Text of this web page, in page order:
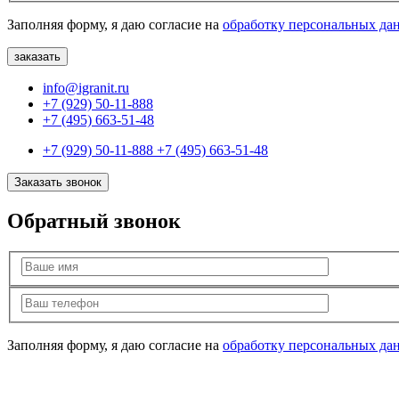
Заполняя форму, я даю согласие на обработку персональных
info@igranit.ru
+7 (929) 50-11-888
+7 (495) 663-51-48
+7 (929) 50-11-888 +7 (495) 663-51-48
Заказать звонок
Обратный звонок
Заполняя форму, я даю согласие на обработку персональных